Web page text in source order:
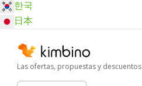
한국
日本
Las ofertas, propuestas y descuentos